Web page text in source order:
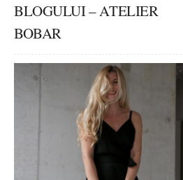
BLOGULUI – ATELIER
BOBAR